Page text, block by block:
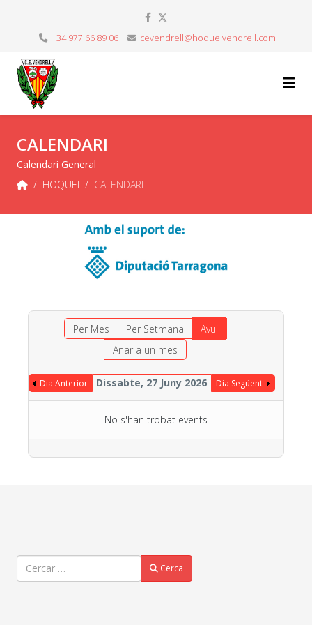
+34 977 66 89 06 cevendrell@hoqueivendrell.com
CALENDARI
Calendari General
HOQUEI
CALENDARI
Per Mes Per Setmana
Avui
Anar a un mes
Dia Anterior Dissabte, 27 Juny 2026 Dia Següent
No s'han trobat events
Cercar Cerca